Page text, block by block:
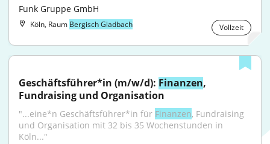
Funk Gruppe GmbH
Köln, Raum Bergisch Gladbach Vollzeit
Geschäftsführer*in (m/w/d): Finanzen,
Fundraising und Organisation
"...eine*n Geschäftsführer*in für Finanzen, Fundraising
und Organisation mit 32 bis 35 Wochenstunden in
Köln..."